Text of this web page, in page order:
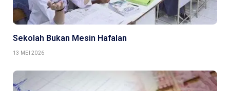
Sekolah Bukan Mesin Hafalan
13 MEI 2026